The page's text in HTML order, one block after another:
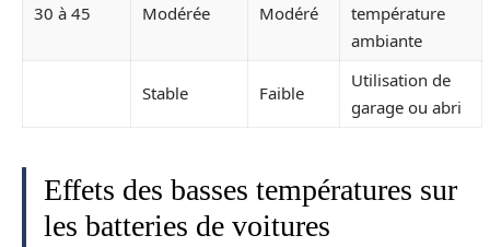
30 à 45 Modérée Modéré
température
ambiante
Stable Faible
Utilisation de
garage ou abri
Effets des basses températures sur
les batteries de voitures